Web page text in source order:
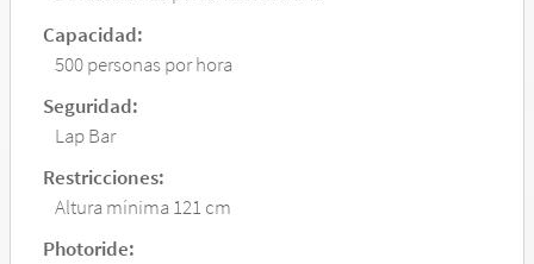
Capacidad:
500 personas por hora
Seguridad:
Lap Bar
Restricciones:
Altura mínima 121 cm
Photoride: